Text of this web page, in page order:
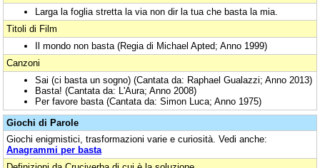
Larga la foglia stretta la via non dir la tua che basta la mia.
Titoli di Film
Il mondo non basta (Regia di Michael Apted; Anno 1999)
Canzoni
Sai (ci basta un sogno) (Cantata da: Raphael Gualazzi; Anno 2013)
Basta! (Cantata da: L'Aura; Anno 2008)
Per favore basta (Cantata da: Simon Luca; Anno 1975)
Giochi di Parole
Giochi enigmistici, trasformazioni varie e curiosità. Vedi anche:
Anagrammi per basta